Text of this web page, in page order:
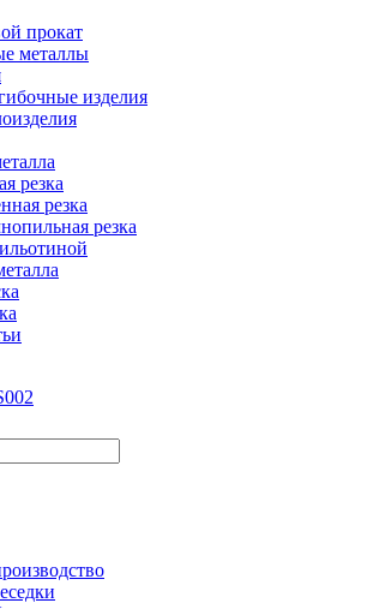
прокат
металлы
изделия
резка
резка
резка